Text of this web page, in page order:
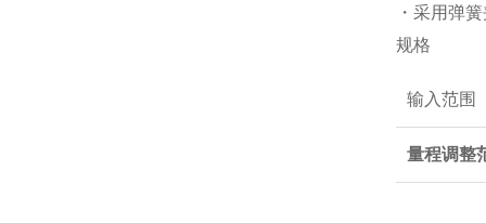
・采用弹
规格
输入范围
量程调整